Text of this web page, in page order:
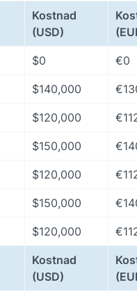
Kostnad
(USD)
$0 €0
$140,000
$120,000
$150,000
$120,000
$150,000
$120,000
Kostnad
(USD)